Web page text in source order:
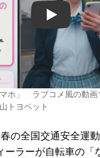
Play
ホ」 ラブコメ風の動画
トヨペット
の全国交通安全運
ーラーが自転車の「